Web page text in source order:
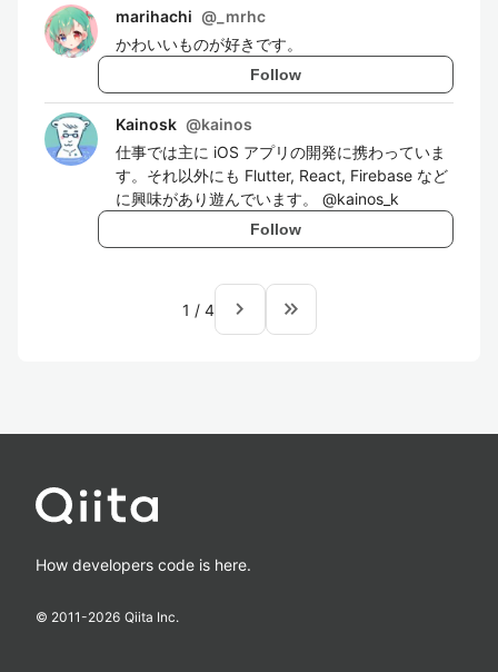
marihachi @ _mrhc
かわいいものが好きです。
Follow
Kainosk @kainos
仕事では主に iOS アプリの開発に携わっていま
す。それ以外にも Flutter, React, Firebase など
に興味があり遊んでいます。 @kainos_k
Follow
1 / 4 navigate_next keyboard_double_arrow_right
How developers code is here.
© 2011-2026 Qiita Inc.